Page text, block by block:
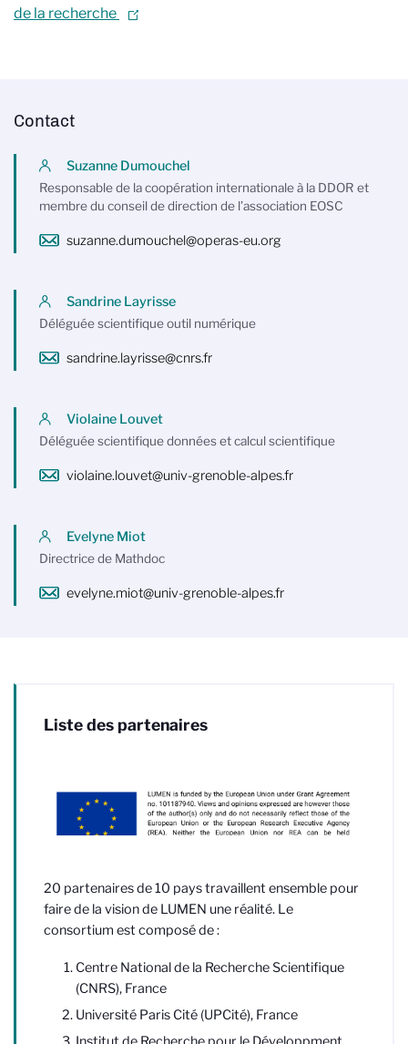
de la recherche
Contact
Suzanne Dumouchel
Responsable de la coopération internationale à la DDOR et
membre du conseil de direction de l’association EOSC
suzanne.dumouchel@operas-eu.org
Sandrine Layrisse
Déléguée scientifique outil numérique
sandrine.layrisse@cnrs.fr
Violaine Louvet
Déléguée scientifique données et calcul scientifique
violaine.louvet@univ-grenoble-alpes.fr
Evelyne Miot
Directrice de Mathdoc
evelyne.miot@univ-grenoble-alpes.fr
Liste des partenaires
20 partenaires de 10 pays travaillent ensemble pour
faire de la vision de LUMEN une réalité. Le
consortium est composé de :
Centre National de la Recherche Scientifique
(CNRS), France
Université Paris Cité (UPCité), France